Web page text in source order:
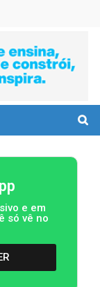
e em
só vê no